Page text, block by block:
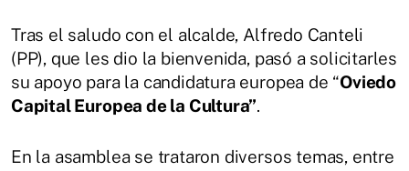
Tras el saludo con el alcalde, Alfredo Canteli
(PP), que les dio la bienvenida, pasó a solicitarles
su apoyo para la candidatura europea de “Oviedo
Capital Europea de la Cultura”.
En la asamblea se trataron diversos temas, entre